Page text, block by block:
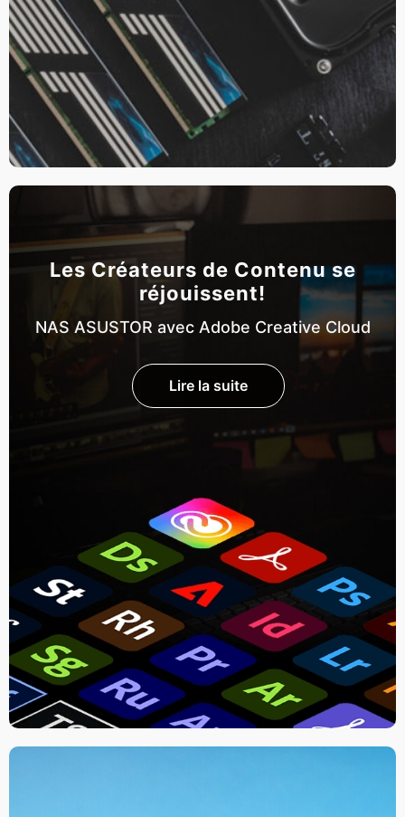
Les Créateurs de Contenu se
réjouissent!
NAS ASUSTOR avec Adobe Creative Cloud
Lire la suite